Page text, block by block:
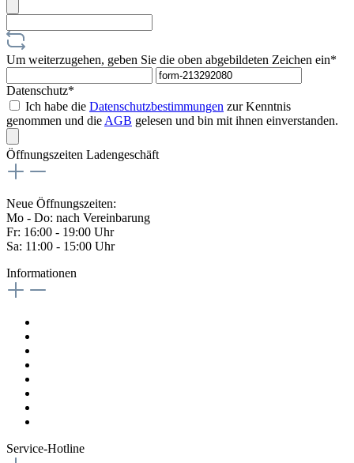
Um weiterzugehen, geben Sie die oben abgebildeten Zeichen ein*
Datenschutz*
Ich habe die Datenschutzbestimmungen zur Kenntnis
genommen und die AGB gelesen und bin mit ihnen einverstanden.
Öffnungszeiten Ladengeschäft
Neue Öffnungszeiten:
Mo - Do: nach Vereinbarung
Fr: 16:00 - 19:00 Uhr
Sa: 11:00 - 15:00 Uhr
Informationen
Service-Hotline